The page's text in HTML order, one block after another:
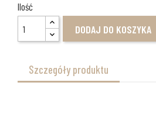
Ilość
DODAJ DO KOSZYKA
Szczegóły produktu